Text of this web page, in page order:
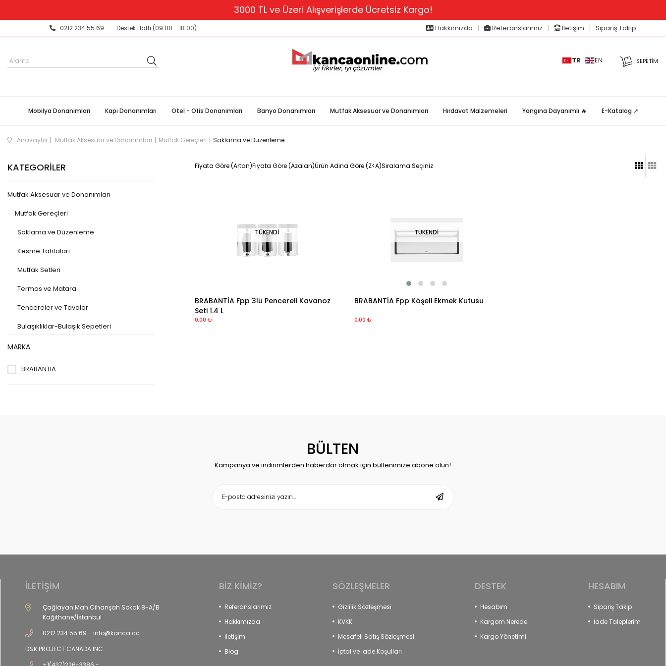
3000 TL ve Üzeri Alışverişlerde Ücretsiz Kargo!
Proje Siparişleriniz için Proje Ekibimiz İle İletişime Geçebilirsiniz. 0212 234 55 69 (Pbx)
0212 234 55 69 - Destek Hattı (09:00 - 18:00) Hakkımızda | Referanslarımız | İletişim | Sipariş Takip
SEPETIM
TR EN
Mobilya Donanımları Kapı Donanımları Otel - Ofis Donanımları Banyo Donanımları Mutfak Aksesuar ve Donanımları Hırdavat Malzemeleri Yangına Dayanımlı 🔥 E-Katalog ↗
Anasayfa Mutfak Aksesuar ve Donanımları Mutfak Gereçleri Saklama ve Düzenleme
KATEGORILER
Mutfak Aksesuar ve Donanımları
Mutfak Gereçleri
Saklama ve Düzenleme
Kesme Tahtaları
Mutfak Setleri
Termos ve Matara
Tencereler ve Tavalar
Bulaşıklıklar-Bulaşık Sepetleri
Kağıt Havluluklar
Servis Tepsileri
MARKA
BRABANTIA
Fiyata Göre (Artan)Fiyata Göre (Azalan)Ürün Adına Göre (Z<A)Sıralama Seçiniz
TÜKENDI
BRABANTİA Fpp 3lü Pencereli Kavanoz
Seti 1.4 L
0,00 ₺
TÜKENDI
BRABANTİA Fpp Köşeli Ekmek Kutusu
0,00 ₺
BÜLTEN
Kampanya ve indirimlerden haberdar olmak için bültenimize abone olun!
İLETİŞİM
Çağlayan Mah.Cihanşah Sokak 8-A/B
Kağıthane/İstanbul
0212 234 55 69 - info@kanca.cc
D&K PROJECT CANADA INC.
BİZ KİMİZ?
Referanslarımız
Hakkımızda
İletişim
Blog
SÖZLEŞMELER
Gizlilik Sözleşmesi
KVKK
Mesafeli Satış Sözleşmesi
İptal ve İade Koşulları
DESTEK
Hesabım
Kargom Nerede
Kargo Yönetimi
HESABIM
Sipariş Takip
İade Taleplerim